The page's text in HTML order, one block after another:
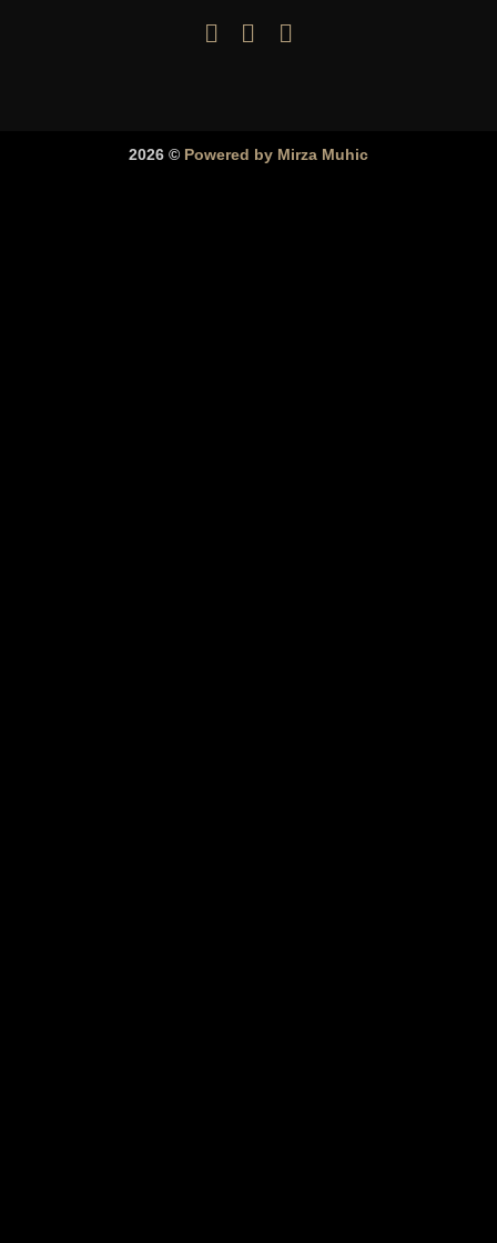
2026 © Powered by Mirza Muhic